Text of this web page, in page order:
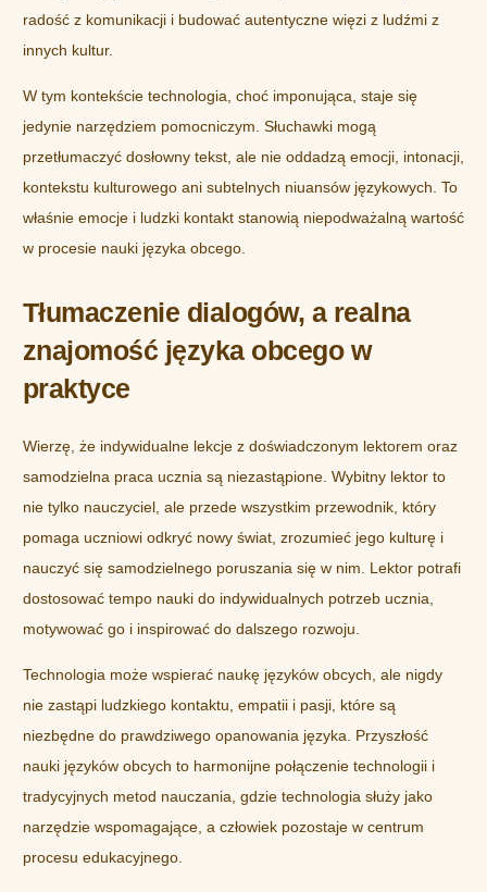
radość z komunikacji i budować autentyczne więzi z ludźmi z
innych kultur.
W tym kontekście technologia, choć imponująca, staje się
jedynie narzędziem pomocniczym. Słuchawki mogą
przetłumaczyć dosłowny tekst, ale nie oddadzą emocji, intonacji,
kontekstu kulturowego ani subtelnych niuansów językowych. To
właśnie emocje i ludzki kontakt stanowią niepodważalną wartość
w procesie nauki języka obcego.
Tłumaczenie dialogów, a realna
znajomość języka obcego w
praktyce
Wierzę, że indywidualne lekcje z doświadczonym lektorem oraz
samodzielna praca ucznia są niezastąpione. Wybitny lektor to
nie tylko nauczyciel, ale przede wszystkim przewodnik, który
pomaga uczniowi odkryć nowy świat, zrozumieć jego kulturę i
nauczyć się samodzielnego poruszania się w nim. Lektor potrafi
dostosować tempo nauki do indywidualnych potrzeb ucznia,
motywować go i inspirować do dalszego rozwoju.
Technologia może wspierać naukę języków obcych, ale nigdy
nie zastąpi ludzkiego kontaktu, empatii i pasji, które są
niezbędne do prawdziwego opanowania języka. Przyszłość
nauki języków obcych to harmonijne połączenie technologii i
tradycyjnych metod nauczania, gdzie technologia służy jako
narzędzie wspomagające, a człowiek pozostaje w centrum
procesu edukacyjnego.